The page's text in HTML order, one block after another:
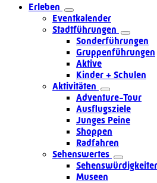
Erleben
Eventkalender
Stadtführungen
Sonderführungen
Gruppenführungen
Aktive
Kinder + Schulen
Aktivitäten
Adventure-Tour
Ausflugsziele
Junges Peine
Shoppen
Radfahren
Sehenswertes
Museen